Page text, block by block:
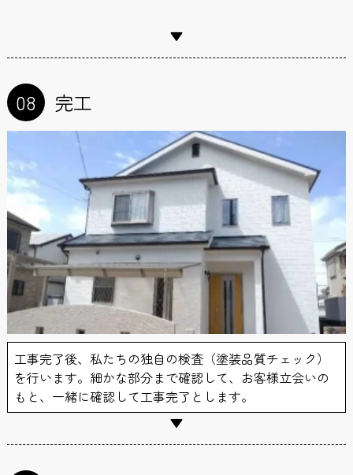
工事完了後、私たちの独自の検査（塗装品質チェック）
を行います。細かな部分まで確認して、お客様立会いの
もと、一緒に確認して工事完了とします。
08 完工